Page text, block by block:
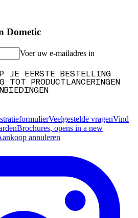
Dometic
Voer uw e-mailadres in
JE EERSTE BESTELLING
TOT PRODUCTLANCERINGEN
Veelgestelde vragenVind
Brochures, opens in a new
annuleren